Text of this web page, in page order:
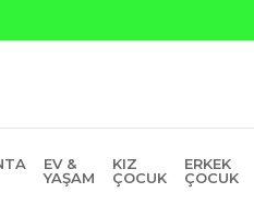
EV &
YAŞAM
KIZ
ÇOCUK
ERKEK
ÇOCUK